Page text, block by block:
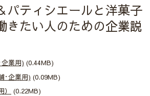
パティシエールと洋菓子
きたい人のための企業説
業用) (0.44MB)
･企業用) (0.09MB)
(0.22MB)